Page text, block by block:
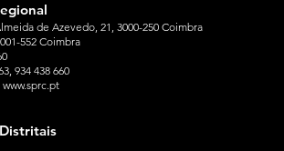
de Azevedo, 21, 3000-250 Coimbra
552 Coimbra
, 934 438 660
www.sprc.pt